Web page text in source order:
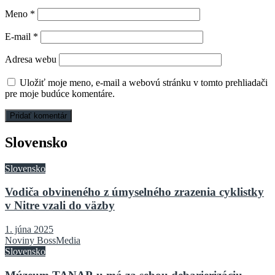
Meno *
E-mail *
Adresa webu
Uložiť moje meno, e-mail a webovú stránku v tomto prehliadači
pre moje budúce komentáre.
Slovensko
Slovensko
Vodiča obvineného z úmyselného zrazenia cyklistky
v Nitre vzali do väzby
1. júna 2025
Noviny BossMedia
Slovensko